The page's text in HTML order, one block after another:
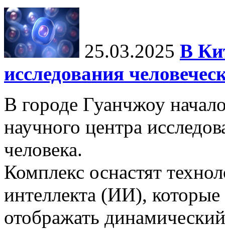
25.03.2025 В
исследования
В городе Гуанчжоу
научного центра
человека.
Комплекс оснастят
интеллекта (ИИ),
отображать